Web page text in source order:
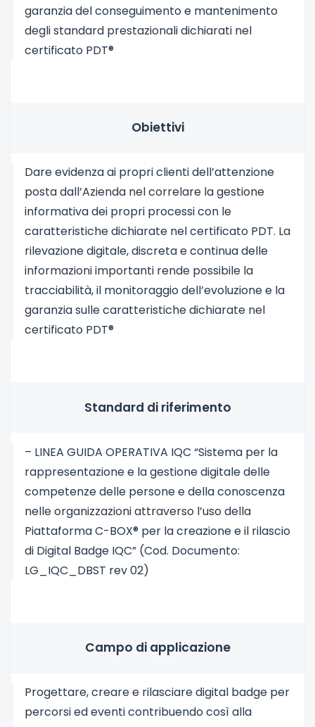
garanzia del conseguimento e mantenimento
degli standard prestazionali dichiarati nel
certificato PDT®
Obiettivi
Dare evidenza ai propri clienti dell’attenzione
posta dall’Azienda nel correlare la gestione
informativa dei propri processi con le
caratteristiche dichiarate nel certificato PDT. La
rilevazione digitale, discreta e continua delle
informazioni importanti rende possibile la
tracciabilità, il monitoraggio dell’evoluzione e la
garanzia sulle caratteristiche dichiarate nel
certificato PDT®
Standard di riferimento
– LINEA GUIDA OPERATIVA IQC “Sistema per la
rappresentazione e la gestione digitale delle
competenze delle persone e della conoscenza
nelle organizzazioni attraverso l’uso della
Piattaforma C-BOX® per la creazione e il rilascio
di Digital Badge IQC” (Cod. Documento:
LG_IQC_DBST rev 02)
Campo di applicazione
Progettare, creare e rilasciare digital badge per
percorsi ed eventi contribuendo così alla